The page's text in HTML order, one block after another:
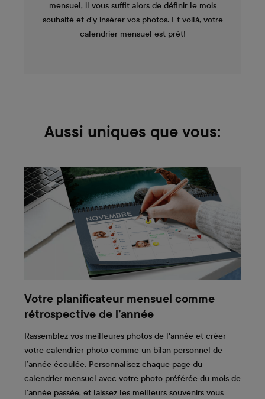
mensuel, il vous suffit alors de définir le mois
souhaité et d’y insérer vos photos. Et voilà, votre
calendrier mensuel est prêt!
Aussi uniques que vous:
Votre planificateur mensuel comme
rétrospective de l’année
Rassemblez vos meilleures photos de l'année et créer
votre calendrier photo comme un bilan personnel de
l’année écoulée. Personnalisez chaque page du
calendrier mensuel avec votre photo préférée du mois de
l’année passée, et laissez les meilleurs souvenirs vous